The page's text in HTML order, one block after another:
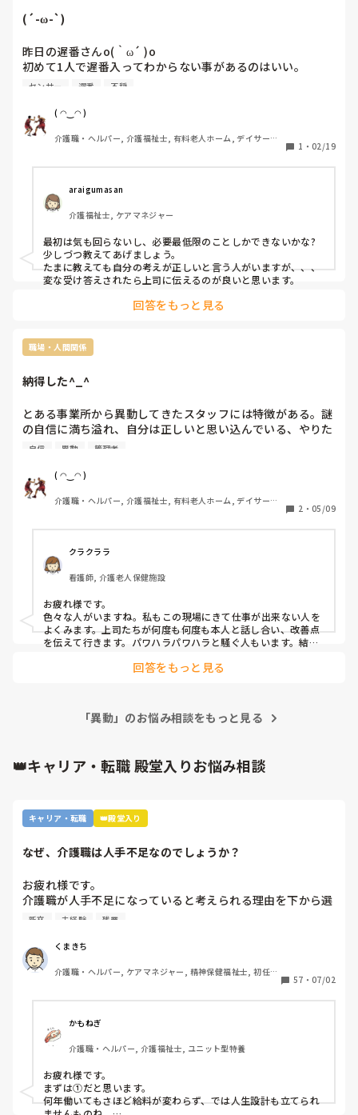
るからと言う夜勤者もいます。
自分の身体に合った時間帯で働くのが1番だと感じてます。
(´-ω-`)
昨日の遅番さんo(｀ω´ )o
初めて1人で遅番入ってわからない事があるのはいい。
最初から完璧は求めないし今後も求めない(´-ω-`)
`)大変な事になってましたので片付けました。
夜に水分取るのはやめて欲しいのは分かるけど、
別に飲んでもそんなに変わらないし、何にも飲ませない食べ
本人の意思は尊重して下さい(´-ω-`)
夜勤に八つ当たりされますからo(｀ω´ )o
まだ怒ってますが朝までには何とかします。
センサー鳴りっぱなしでも対応しないのは何故ですか？
事故に繋がるんですけどo(｀ω´ )o
何でこんなヤバい人を異動させて来るんだうちの上司は
ᕦ(ò_óˇ)ᕤ
センサー 遅番 不穏
( ◠‿◠ )
介護職・ヘルパー, 介護福祉士, 有料老人ホーム, デイサービ
1 ・ 02/19
araigumasan
介護福祉士, ケアマネジャー
最初は気も回らないし、必要最低限のことしかできないかな?
少しづつ教えてあげましょう。
たまに教えても自分の考えが正しいと言う人がいますが、、、
変な受け答えされたら上司に伝えるのが良いと思います。
回答をもっと見る
職場・人間関係
納得した^_^
とある事業所から異動してきたスタッフには特徴がある。謎
の自信に満ち溢れ、自分は正しいと思い込んでいる、やりた
くない事はやらないもしくは他のスタッフにやらせようと画
指摘すると逆ギレして、管理者に報告に上がるᕦ(ò_óˇ)ᕤ
どうしてなのか疑問だったんだけど、ようやく納得出来た
ッフや管理者に注意指摘されてもお構いなしで、
他のスタッフの揚げ足取りばかりするし、職場の風紀を乱す
事が多いから異動なんだねぇᕦ(ò_óˇ)ᕤ
終わりの始まりだm(._.)m
自信 異動 管理者
( ◠‿◠ )
介護職・ヘルパー, 介護福祉士, 有料老人ホーム, デイサービ
2 ・ 05/09
クラクララ
看護師, 介護老人保健施設
お疲れ様です。
色々な人がいますね。私もこの現場にきて仕事が出来ない人を
よくみます。上司たちが何度も何度も本人と話し合い、改善点
を伝えて行きます。パワハラパワハラと騒ぐ人もいます。結
しかないですよね。自分には負にならない様に、関わるだけで
回答をもっと見る
「異動」のお悩み相談をもっと見る
👑キャリア・転職 殿堂入りお悩み相談
キャリア・転職 👑殿堂入り
なぜ、介護職は人手不足なのでしょうか？
お疲れ様です。
介護職が人手不足になっていると考えられる理由を下から選
んで下さい
②利用者に叩かれるなど危険があるから。
③他業種に転職できるスキルがつかなさそうだから。
④職場の立地が悪いところが多いから。
⑥施設を作りすぎているから。
⑦時間外労働が多いから。
⑧介護の業界人が綺麗事しか言わないから。
⑨人がいないのに新卒を優遇するから。
⑩未経験可の求人しかないから。
11マネジメント層がまともでないから。
12その他
新卒 未経験 残業
くまきち
介護職・ヘルパー, ケアマネジャー, 精神保健福祉士, 初任者
57 ・ 07/02
かもねぎ
介護職・ヘルパー, 介護福祉士, ユニット型特養
お疲れ様です。
まずは①だと思います。
何年働いてもさほど給料が変わらず、では人生設計も立てられ